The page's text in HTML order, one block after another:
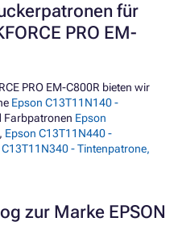
für
PRO EM-
PRO EM-C800R bieten wir
Epson C13T11N140 -
Farbpatronen Epson
, Epson C13T11N440 -
C13T11N340 - Tintenpatrone,
zur Marke EPSON